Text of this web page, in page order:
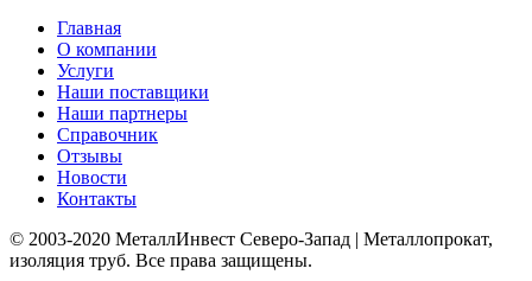
Главная
О компании
Услуги
Наши поставщики
Наши партнеры
Справочник
Отзывы
Новости
Контакты
© 2003-2020 МеталлИнвест Северо-Запад | Металлопрокат,
изоляция труб. Все права защищены.